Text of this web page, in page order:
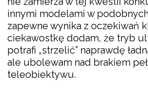
innymi modelami w
zapewne wynika z oczekiwań
ciekawostkę dodam, że tryb
potrafi „strzelić” naprawdę
ale ubolewam nad brakiem
teleobiektywu.